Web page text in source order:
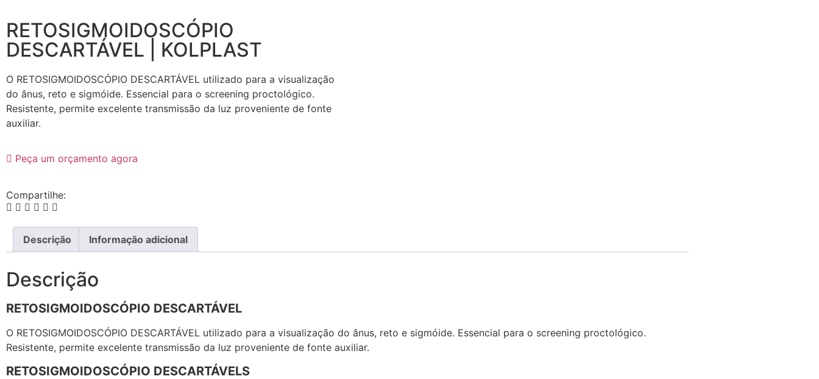
RETOSIGMOIDOSCÓPIO
DESCARTÁVEL | KOLPLAST
O RETOSIGMOIDOSCÓPIO DESCARTÁVEL utilizado para a visualização
do ânus, reto e sigmóide. Essencial para o screening proctológico.
Resistente, permite excelente transmissão da luz proveniente de fonte
auxiliar.
Peça um orçamento agora
Compartilhe:
Descrição Informação adicional
Descrição
RETOSIGMOIDOSCÓPIO DESCARTÁVEL
O RETOSIGMOIDOSCÓPIO DESCARTÁVEL utilizado para a visualização do ânus, reto e sigmóide. Essencial para o screening proctológico.
Resistente, permite excelente transmissão da luz proveniente de fonte auxiliar.
RETOSIGMOIDOSCÓPIO DESCARTÁVELS